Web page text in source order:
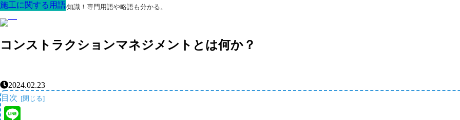
最高の家を作るための知識！専門用語や略語も分かる。
コンストラクションマネジメントとは何か？
施工に関する用語
2024.02.23
目次
施工に関する用語
施工に関する用語
施工に関する用語
施工に関する用語
施工に関する用語
施工に関する用語